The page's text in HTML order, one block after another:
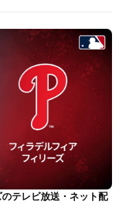
テレビ放送・ネット配